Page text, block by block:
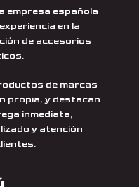
empresa española
en la
de accesorios
de marcas
propia, y destacan
inmediata,
y atención